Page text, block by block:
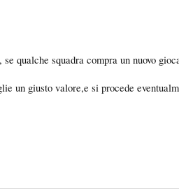
qualche squadra compra un nuovo
un giusto valore,e si procede